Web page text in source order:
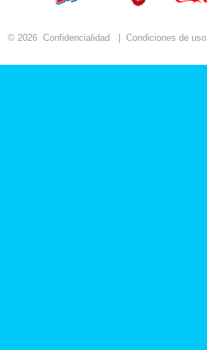
© 2026 Confidencialidad Condiciones de uso